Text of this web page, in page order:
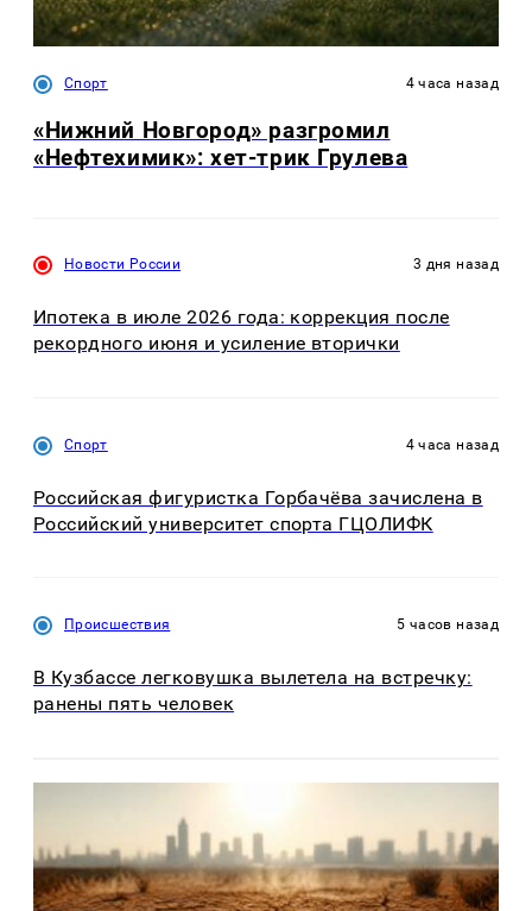
Спорт 4 часа назад
«Нижний Новгород» разгромил
«Нефтехимик»: хет-трик Грулева
Новости России 3 дня назад
Ипотека в июле 2026 года: коррекция после
рекордного июня и усиление вторички
Спорт 4 часа назад
Российская фигуристка Горбачёва зачислена в
Российский университет спорта ГЦОЛИФК
Происшествия 5 часов назад
В Кузбассе легковушка вылетела на встречку:
ранены пять человек